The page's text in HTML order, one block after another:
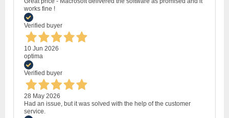
works fine !
Verified buyer
10 Jun 2026
optima
Verified buyer
28 May 2026
Had an issue, but it was solved with the help of the customer
service.